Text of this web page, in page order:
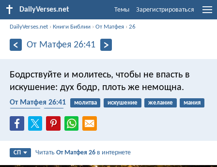
DailyVerses.net Темы Зарегистрироваться
DailyVerses.net ›Книги Библии ›От Матфея ›26
От Матфея 26:41
Бодрствуйте и молитесь, чтобы не впасть в
искушение: дух бодр, плоть же немощна.
От Матфея 26:41 молитва искушение желание
мания
СП ЧитатьОт Матфея 26 в интернете